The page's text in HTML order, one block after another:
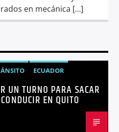
en mecánica […]
ECUADOR
UN TURNO PARA SACAR
EN QUITO